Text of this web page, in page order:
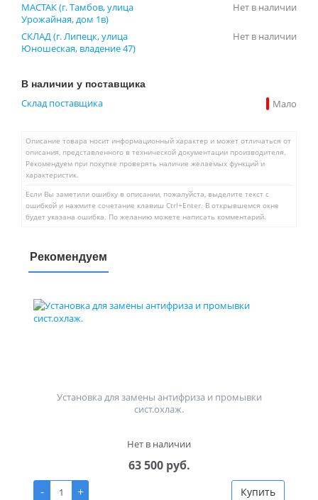
МАСТАК (г. Тамбов, улица
Урожайная, дом 1в)
Нет в наличии
СКЛАД (г. Липецк, улица
Юношеская, владение 47)
Нет в наличии
В наличии у поставщика
Склад поставщика Мало
Описание товара носит информационный характер и может отличаться от
описания, представленного в технической документации производителя.
Рекомендуем при покупке проверять наличие желаемых функций и
характеристик.
Если Вы заметили ошибку в описании, пожалуйста, выделите текст с
ошибкой и нажмите сочетание клавиш Ctrl+Enter. В открывшемся окне
будет указана ошибка. По желанию можете написать комментарий.
Рекомендуем
Установка для замены антифриза и промывки
сист.охлаж.
Нет в наличии
63 500 руб.
-
+ Купить